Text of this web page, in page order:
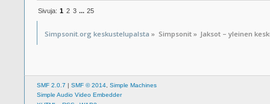
Sivuja: 1 2 3 ... 25
Simpsonit.org keskustelupalsta » Simpsonit» Jaksot – yleinen
SMF 2.0.7 | SMF © 2014 Simple Machines
Simple Audio Video Embedder